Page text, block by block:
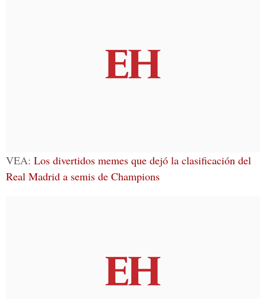
VEA: Los divertidos memes que dejó la clasificación del
Real Madrid a semis de Champions